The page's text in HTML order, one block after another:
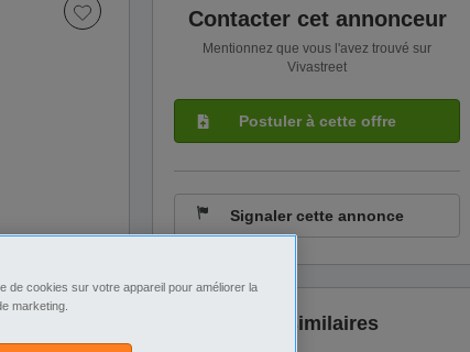
Contacter cet annonceur
Mentionnez que vous l'avez trouvé sur
Vivastreet
Postuler à cette offre
Signaler cette annonce
Annonces similaires
de cookies sur votre appareil pour améliorer la
marketing.